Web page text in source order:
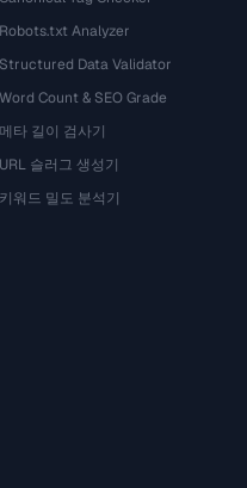
Robots.txt Analyzer
Structured Data Validator
Word Count & SEO Grade
메타 길이 검사기
URL 슬러그 생성기
키워드 밀도 분석기